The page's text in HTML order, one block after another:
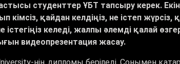
студенттер ҰБТ тапсыру керек.
кімсіз, қайдан келдіңіз, не істеп
келеді, жалпы әлемді қалай
видеопрезентация жасау.